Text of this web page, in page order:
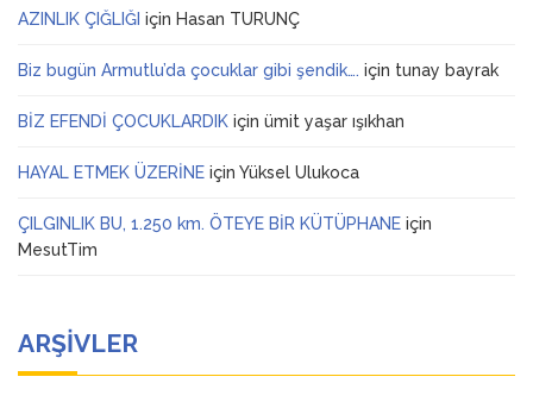
AZINLIK ÇIĞLIĞI için Hasan TURUNÇ
Biz bugün Armutlu’da çocuklar gibi şendik…. için tunay bayrak
BİZ EFENDİ ÇOCUKLARDIK için ümit yaşar ışıkhan
HAYAL ETMEK ÜZERİNE için Yüksel Ulukoca
ÇILGINLIK BU, 1.250 km. ÖTEYE BİR KÜTÜPHANE için
MesutTim
ARŞIVLER